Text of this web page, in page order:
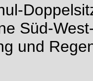
Süd-
und